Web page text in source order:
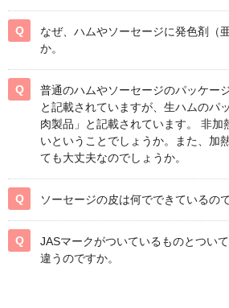
なぜ、ハムやソーセージに発色剤（
か。
普通のハムやソーセージのパッケー
と記載されていますが、生ハムのパ
肉製品」と記載されています。 非加
いということでしょうか。また、加
ても大丈夫なのでしょうか。
ソーセージの皮は何でできているので
JASマークがついているものとつい
違うのですか。